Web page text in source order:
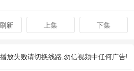
刷新 上集 下集
放失败请切换线路,勿信视频中任何广告!